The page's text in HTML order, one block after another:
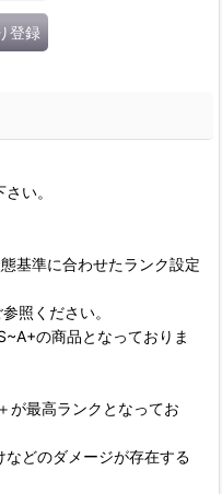
登録
い。
基準に合わせたランク設定
照ください。
の商品となっておりま
が最高ランクとなってお
どのダメージが存在する